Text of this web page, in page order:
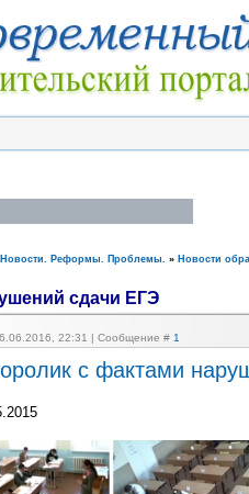
Новости. Реформы. Проблемы. » Новости
сдачи ЕГЭ
22:31 | Сообщение # 1
с фактами